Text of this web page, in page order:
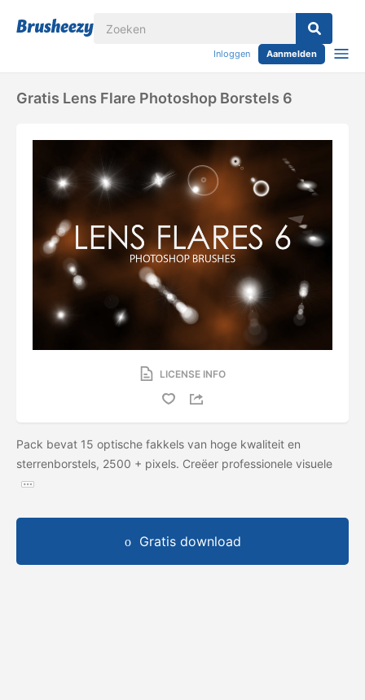
Inloggen Aanmelden
Gratis Lens Flare Photoshop Borstels 6
LICENSE INFO
Pack bevat 15 optische fakkels van hoge kwaliteit en
sterrenborstels, 2500 + pixels. Creëer professionele visuele
Gratis download